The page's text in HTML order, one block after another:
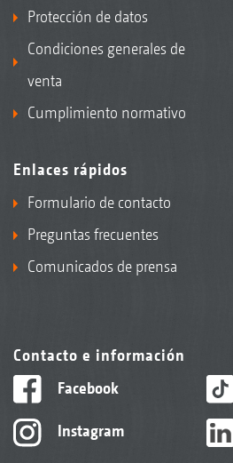
Protección de datos
Condiciones generales de
venta
Cumplimiento normativo
Enlaces rápidos
Formulario de contacto
Preguntas frecuentes
Comunicados de prensa
Contacto e información
Facebook
Instagram